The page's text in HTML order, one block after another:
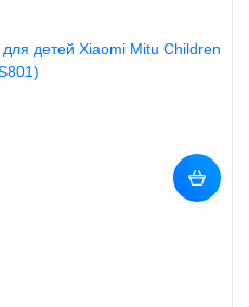
детей Xiaomi Mitu Children